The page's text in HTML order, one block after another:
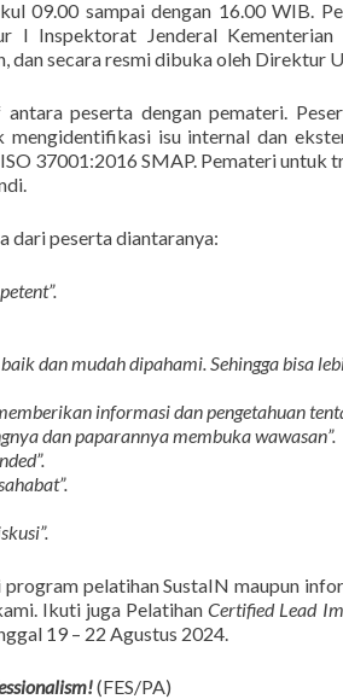
09.00 sampai dengan 16.00 WIB.
I Inspektorat Jenderal
dan secara resmi dibuka oleh Direktur
peserta dengan pemateri.
isu internal dan
37001:2016 SMAP. Pemateri untuk
dari peserta diantaranya:
dan mudah dipahami. Sehingga bisa
informasi dan pengetahuan
dan paparannya membuka wawasan”.
pelatihan SustaIN maupun
Ikuti juga PelatihanCertified Lead
19 – 22 Agustus 2024.
(FES/PA)